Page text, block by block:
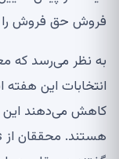
فروش حق فروش را
به نظر می‌رسد که
انتخابات این هفته
کاهش می‌دهند این